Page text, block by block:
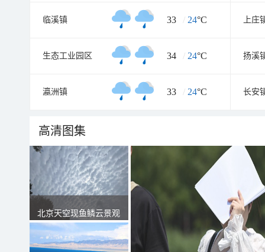
临溪镇 33 / 24°C 上庄
生态工业园区 34 / 24°C 扬溪
瀛洲镇 33 / 24°C 长安
高清图集
北京天空现鱼鳞云景观